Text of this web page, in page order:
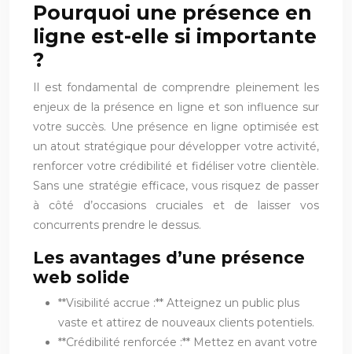
Pourquoi une présence en
ligne est-elle si importante
?
Il est fondamental de comprendre pleinement les
enjeux de la présence en ligne et son influence sur
votre succès. Une présence en ligne optimisée est
un atout stratégique pour développer votre activité,
renforcer votre crédibilité et fidéliser votre clientèle.
Sans une stratégie efficace, vous risquez de passer
à côté d’occasions cruciales et de laisser vos
concurrents prendre le dessus.
Les avantages d’une présence
web solide
**Visibilité accrue :** Atteignez un public plus
vaste et attirez de nouveaux clients potentiels.
**Crédibilité renforcée :** Mettez en avant votre